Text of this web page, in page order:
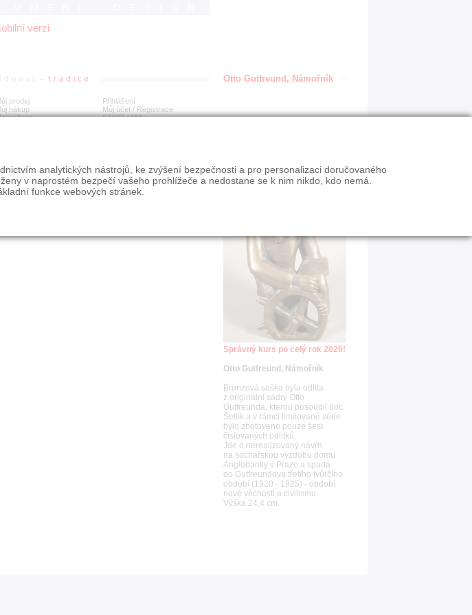
verzi
prodej
nákup
album
Přihlášení
Můj účet / Registrace
GDPR/AML
Otto Gutfreund, Námořník
Správný kurs po celý rok 2026!
Otto Gutfreund, Námořník
Bronzová soška byla odlita
z originální sádry Otto
Gutfreunda, kterou posoudil doc.
Šetlík a v rámci limitované série
bylo zhotoveno pouze šest
číslovaných odlitků.
Jde o nerealizovaný návrh
na sochařskou výzdobu domu
Anglobanky v Praze a spadá
do Gutfreundova třetího tvůrčího
období (1920 - 1925) - období
nové věcnosti a civilismu.
Výška 24,4 cm.
analytických nástrojů, ke zvýšení bezpečnosti a pro personalizaci doručovaného
v naprostém bezpečí vašeho prohlížeče a nedostane se k nim nikdo, kdo nemá.
funkce webových stránek.